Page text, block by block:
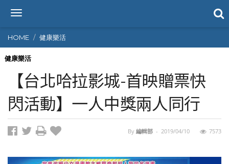
T
g
g
l
a
v
g
HOME 健康樂活
健康樂活
【台北哈拉影城-首映贈票快
閃活動】一人中獎兩人同行
By 編輯部 - 2019/04/10 7573